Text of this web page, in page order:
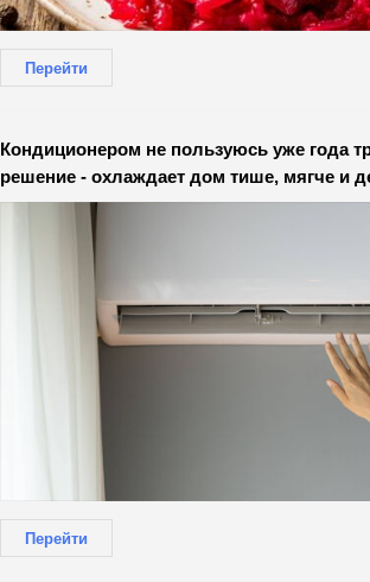
Перейти
Кондиционером не пользуюсь уже года
решение - охлаждает дом тише, мягче и
Перейти